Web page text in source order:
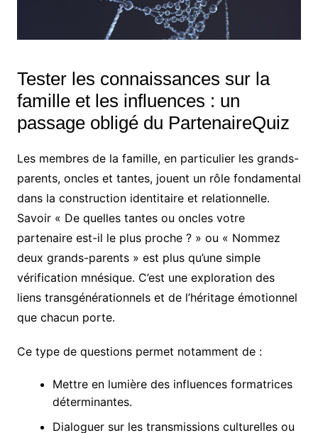
Tester les connaissances sur la
famille et les influences : un
passage obligé du PartenaireQuiz
Les membres de la famille, en particulier les grands-
parents, oncles et tantes, jouent un rôle fondamental
dans la construction identitaire et relationnelle.
Savoir « De quelles tantes ou oncles votre
partenaire est-il le plus proche ? » ou « Nommez
deux grands-parents » est plus qu’une simple
vérification mnésique. C’est une exploration des
liens transgénérationnels et de l’héritage émotionnel
que chacun porte.
Ce type de questions permet notamment de :
Mettre en lumière des influences formatrices
déterminantes.
Dialoguer sur les transmissions culturelles ou